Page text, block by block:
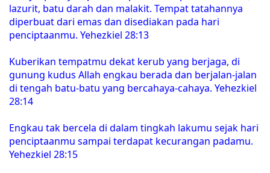
lazurit, batu darah dan malakit. Tempat tatahannya
diperbuat dari emas dan disediakan pada hari
penciptaanmu. Yehezkiel 28:13
Kuberikan tempatmu dekat kerub yang berjaga, di
gunung kudus Allah engkau berada dan berjalan-jalan
di tengah batu-batu yang bercahaya-cahaya. Yehezkiel
28:14
Engkau tak bercela di dalam tingkah lakumu sejak hari
penciptaanmu sampai terdapat kecurangan padamu.
Yehezkiel 28:15